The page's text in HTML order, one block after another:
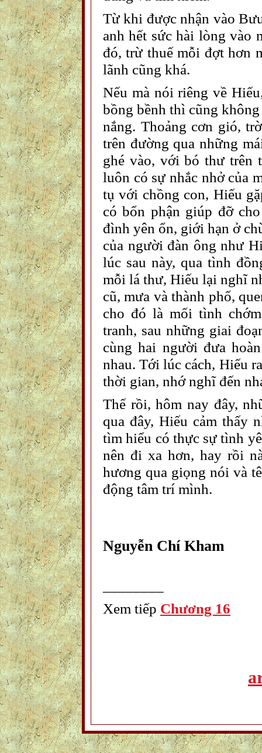
Từ khi được nhận vào
anh hết sức hài lòng vào
đó, trừ thuế mỗi đợt hơn
lãnh cũng khá.
Nếu mà nói riêng về
bồng bềnh thì cũng
nắng. Thoảng cơn gió,
trên đường qua những
ghé vào, với bó thư trên
luôn có sự nhắc nhở của
tụ với chồng con, Hiếu
có bổn phận giúp đỡ
đình yên ổn, giới hạn ở
của người đàn ông như
lúc sau này, qua tình
mỗi lá thư, Hiếu lại nghĩ
cũ, mưa và thành phố,
cho đó là mối tình
tranh, sau những giai
cùng hai người đưa
nhau. Tới lúc cách, Hiếu
thời gian, nhớ nghĩ đến
Thế rồi, hôm nay đây,
qua đây, Hiếu cảm thấy
tìm hiểu có thực sự tình
nên đi xa hơn, hay rồi
hương qua giọng nói và
động tâm trí mình.
Nguyễn Chí Kham
Xem tiếp Chương 16